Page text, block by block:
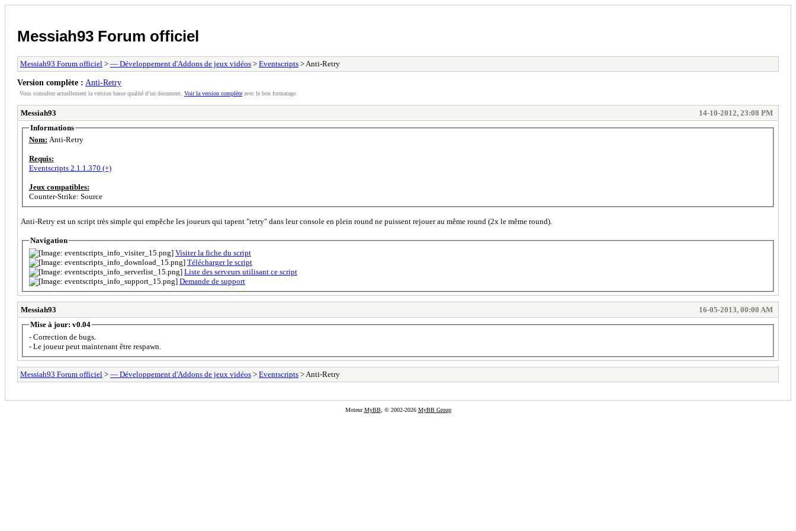
Messiah93 Forum officiel
Messiah93 Forum officiel > — Développement d'Addons de jeux vidéos > Eventscripts > Anti-Retry
Version complète : Anti-Retry
Vous consultez actuellement la version basse qualité d’un document. Voir la version complète avec le bon formatage.
Messiah93
14-10-2012, 23:08 PM
Informations
Nom: Anti-Retry
Requis:
Eventscripts 2.1.1.370 (+)
Jeux compatibles:
Counter-Strike: Source
Anti-Retry est un script très simple qui empêche les joueurs qui tapent "retry" dans leur console en plein round ne puissent rejouer au même round (2x le même round).
Navigation
Visiter la fiche du script
Télécharger le script
Liste des serveurs utilisant ce script
Demande de support
Messiah93
16-05-2013, 00:00 AM
Mise à jour: v0.04
- Correction de bugs.
- Le joueur peut maintenant être respawn.
Messiah93 Forum officiel > — Développement d'Addons de jeux vidéos > Eventscripts > Anti-Retry
MoteurMyBB, © 2002-2026 MyBB Group